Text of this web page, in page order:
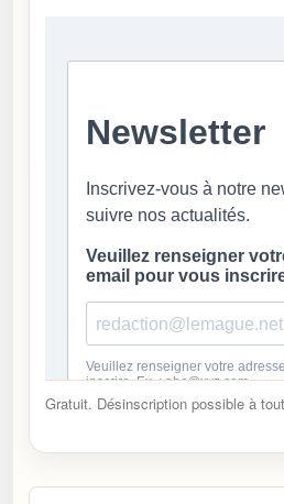
Gratuit. Désinscription possible à